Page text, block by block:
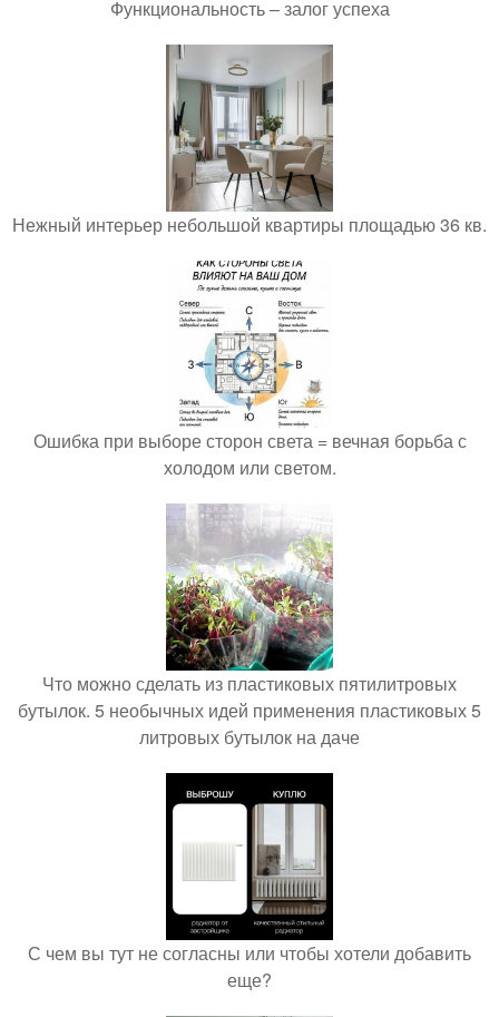
Функциональность – залог успеха
Нежный интерьер небольшой квартиры площадью 36 кв.
Ошибка при выборе сторон света = вечная борьба с
холодом или светом.
Что можно сделать из пластиковых пятилитровых
бутылок. 5 необычных идей применения пластиковых 5
литровых бутылок на даче
С чем вы тут не согласны или чтобы хотели добавить
еще?